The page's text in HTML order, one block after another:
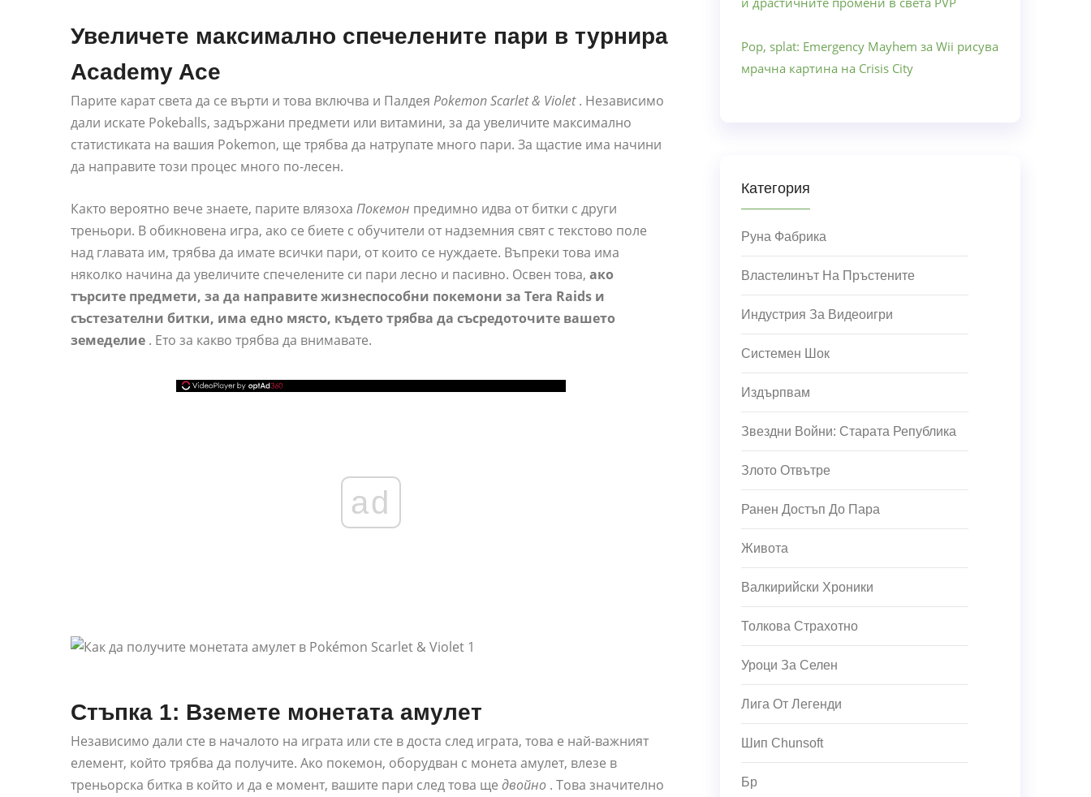
Увеличете максимално спечелените пари в турнира
Academy Ace
Парите карат света да се върти и това включва и Палдея Pokemon Scarlet & Violet. Независимо
дали искате Pokeballs, задържани предмети или витамини, за да увеличите максимално
статистиката на вашия Pokemon, ще трябва да натрупате много пари. За щастие има начини
да направите този процес много по-лесен.
Както вероятно вече знаете, парите влязоха Покемон предимно идва от битки с други
треньори. В обикновена игра, ако се биете с обучители от надземния свят с текстово поле
над главата им, трябва да имате всички пари, от които се нуждаете. Въпреки това има
няколко начина да увеличите спечелените си пари лесно и пасивно. Освен това, ако
търсите предмети, за да направите жизнеспособни покемони за Tera Raids и
състезателни битки, има едно място, където трябва да съсредоточите вашето
земеделие . Ето за какво трябва да внимавате.
ad
Стъпка 1: Вземете монетата амулет
Независимо дали сте в началото на играта или сте в доста след играта, това е най-важният
елемент, който трябва да получите. Ако покемон, оборудван с монета амулет, влезе в
треньорска битка в който и да е момент, вашите пари след това ще двойно . Това значително
Pop, splat: Emergency Mayhem за Wii рисува
мрачна картина на Crisis City
Категория
Руна Фабрика
Властелинът На Пръстените
Индустрия За Видеоигри
Системен Шок
Издърпвам
Звездни Войни: Старата Република
Злото Отвътре
Ранен Достъп До Пара
Живота
Валкирийски Хроники
Толкова Страхотно
Уроци За Селен
Лига От Легенди
Шип Chunsoft
Бр